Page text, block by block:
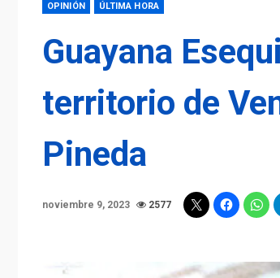
OPINIÓN ÚLTIMA HORA
Guayana
territorio de
Pineda
noviembre 9, 2023 2577